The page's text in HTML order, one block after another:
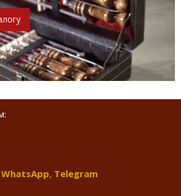
WhatsApp, Telegram